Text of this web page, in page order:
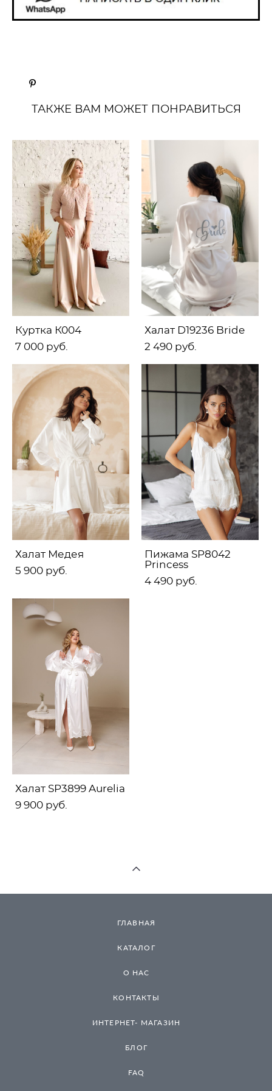
ТАКЖЕ ВАМ МОЖЕТ ПОНРАВИТЬСЯ
Куртка К004
7 000 pуб.
Халат D19236 Bride
2 490 pуб.
Халат Медея
5 900 pуб.
Пижама SP8042
Princess
4 490 pуб.
Халат SP3899 Aurelia
9 900 pуб.
ГЛАВНАЯ
КАТАЛОГ
О НАС
КОНТАКТЫ
ИНТЕРНЕТ- МАГАЗИН
БЛОГ
FAQ